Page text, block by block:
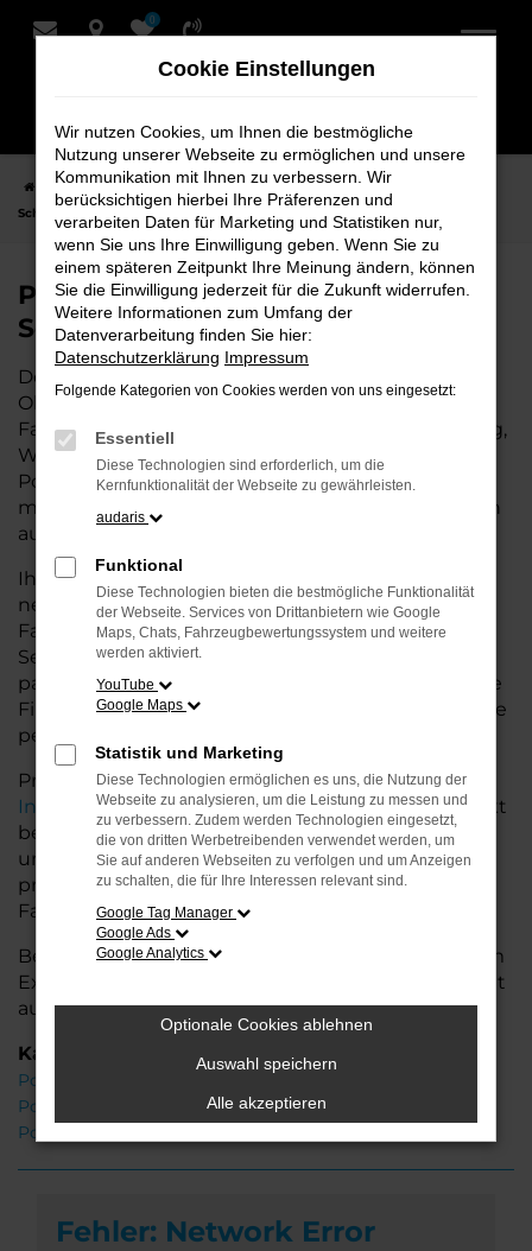
Zum
0
Startseite Oldenburg Porsche
Porsche Macan Fahrzeuge bei
Schmidt + Koch für Oldenburg
Porsche Macan Fahrzeuge bei
Schmidt + Koch für Oldenburg
Der Porsche Macan ist die perfekte Wahl für alle in
Oldenburg, die ein zuverlässiges und modernes
Fahrzeug suchen. Ob für den täglichen Arbeitsweg,
Wochenendausflüge oder lange Reisen, der
Porsche Macan bietet Komfort, Effizienz und
modernes Design, das sowohl in der Stadt als auch
auf dem Land glänzt.
Ihr Porsche Autohaus in Oldenburg bietet Ihnen
neben einer breiten Auswahl an Porsche
Fahrzeugen auch umfassende Beratung und
Service. Wir unterstützen Sie bei der Auswahl des
passenden Modells und bieten maßgeschneiderte
Finanzierungslösungen sowie Leasingoptionen, die
perfekt zu Ihrem Budget und Bedarf passen.
Profitieren Sie von zusätzlichen Services wie
Inzahlungnahme,Wartung und Reparaturendirekt
bei Ihrem Porsche Autohaus in Oldenburg. Mit
unserer großen Auswahl an Fahrzeugen und der
professionellen Beratung finden Sie bei uns das
Fahrzeug, das Ihre Ansprüche erfüllt.
Besuchen Sie uns und lassen Sie sich von unserem
Expertenteam beraten – der Porsche Macan wartet
auf Sie!
Kategorie
Porsche Macan Oldenburg
Porsche Macan Gebrauchtwagen Oldenburg
Porsche Macan Neuwagen Oldenburg
Fehler: Network Error
Cookie Einstellungen
Wir nutzen Cookies, um Ihnen die bestmögliche
Nutzung unserer Webseite zu ermöglichen und unsere
Kommunikation mit Ihnen zu verbessern. Wir
berücksichtigen hierbei Ihre Präferenzen und
verarbeiten Daten für Marketing und Statistiken nur,
wenn Sie uns Ihre Einwilligung geben. Wenn Sie zu
einem späteren Zeitpunkt Ihre Meinung ändern, können
Sie die Einwilligung jederzeit für die Zukunft widerrufen.
Weitere Informationen zum Umfang der
Datenverarbeitung finden Sie hier:
Datenschutzerklärung Impressum
Folgende Kategorien von Cookies werden von uns eingesetzt:
Essentiell
Diese Technologien sind erforderlich, um die
Kernfunktionalität der Webseite zu gewährleisten.
audaris
Funktional
Diese Technologien bieten die bestmögliche Funktionalität
der Webseite. Services von Drittanbietern wie Google
Maps, Chats, Fahrzeugbewertungssystem und weitere
werden aktiviert.
YouTube
Google Maps
Statistik und Marketing
Diese Technologien ermöglichen es uns, die Nutzung der
Webseite zu analysieren, um die Leistung zu messen und
zu verbessern. Zudem werden Technologien eingesetzt,
die von dritten Werbetreibenden verwendet werden, um
Sie auf anderen Webseiten zu verfolgen und um Anzeigen
zu schalten, die für Ihre Interessen relevant sind.
Google Tag Manager
Google Ads
Google Analytics
Optionale Cookies ablehnen
Auswahl speichern
Alle akzeptieren